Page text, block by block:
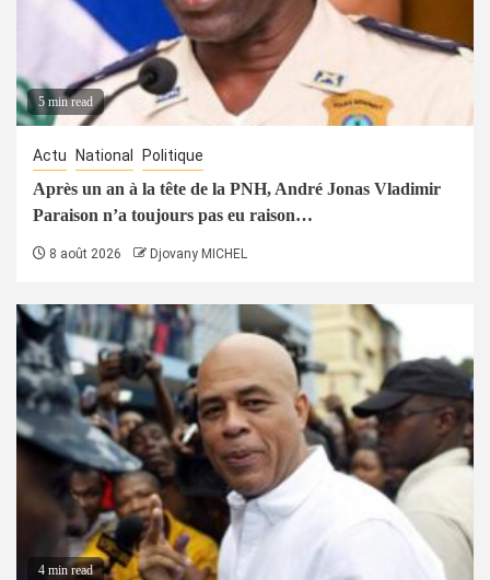
5 min read
Actu National Politique
Après un an à la tête de la PNH, André Jonas Vladimir
Paraison n’a toujours pas eu raison…
8 août 2026 Djovany MICHEL
4 min read